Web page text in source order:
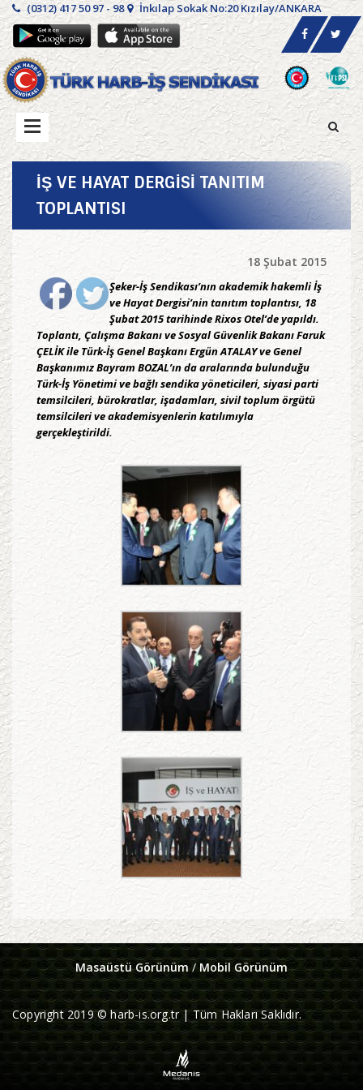
(0312) 417 50 97 - 98 İnkılap Sokak No:20 Kızılay/ANKARA
İŞ VE HAYAT DERGİSİ TANITIM
TOPLANTISI
18 Şubat 2015
Şeker-İş Sendikası’nın akademik hakemli İş
ve Hayat Dergisi’nin tanıtım toplantısı, 18
Şubat 2015 tarihinde Rixos Otel’de yapıldı.
Toplantı, Çalışma Bakanı ve Sosyal Güvenlik Bakanı Faruk
ÇELİK ile Türk-İş Genel Başkanı Ergün ATALAY ve Genel
Başkanımız Bayram BOZAL’ın da aralarında bulunduğu
Türk-İş Yönetimi ve bağlı sendika yöneticileri, siyasi parti
temsilcileri, bürokratlar, işadamları, sivil toplum örgütü
temsilcileri ve akademisyenlerin katılımıyla
gerçekleştirildi.
Masaüstü Görünüm/ Mobil Görünüm
Copyright 2019 © harb-is.org.tr | Tüm Hakları Saklıdır.